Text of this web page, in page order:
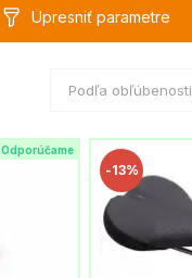
Upresniť parametre
Podľa obľúbenosti
Odporúčame
-13%